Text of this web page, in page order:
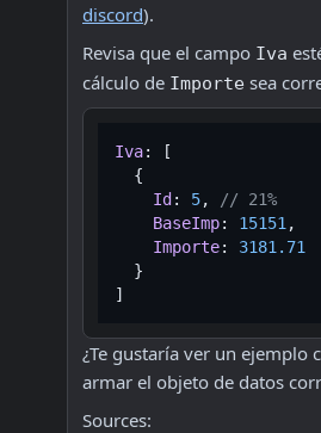
discord).
Revisa que el campo Iva
cálculo de Importe sea
Iva: [
  {
Id : 5,
// 21%
BaseImp: 15151 ,
Importe: 3181.71
  }
¿Te gustaría ver un ejemplo
armar el objeto de datos
Sources: